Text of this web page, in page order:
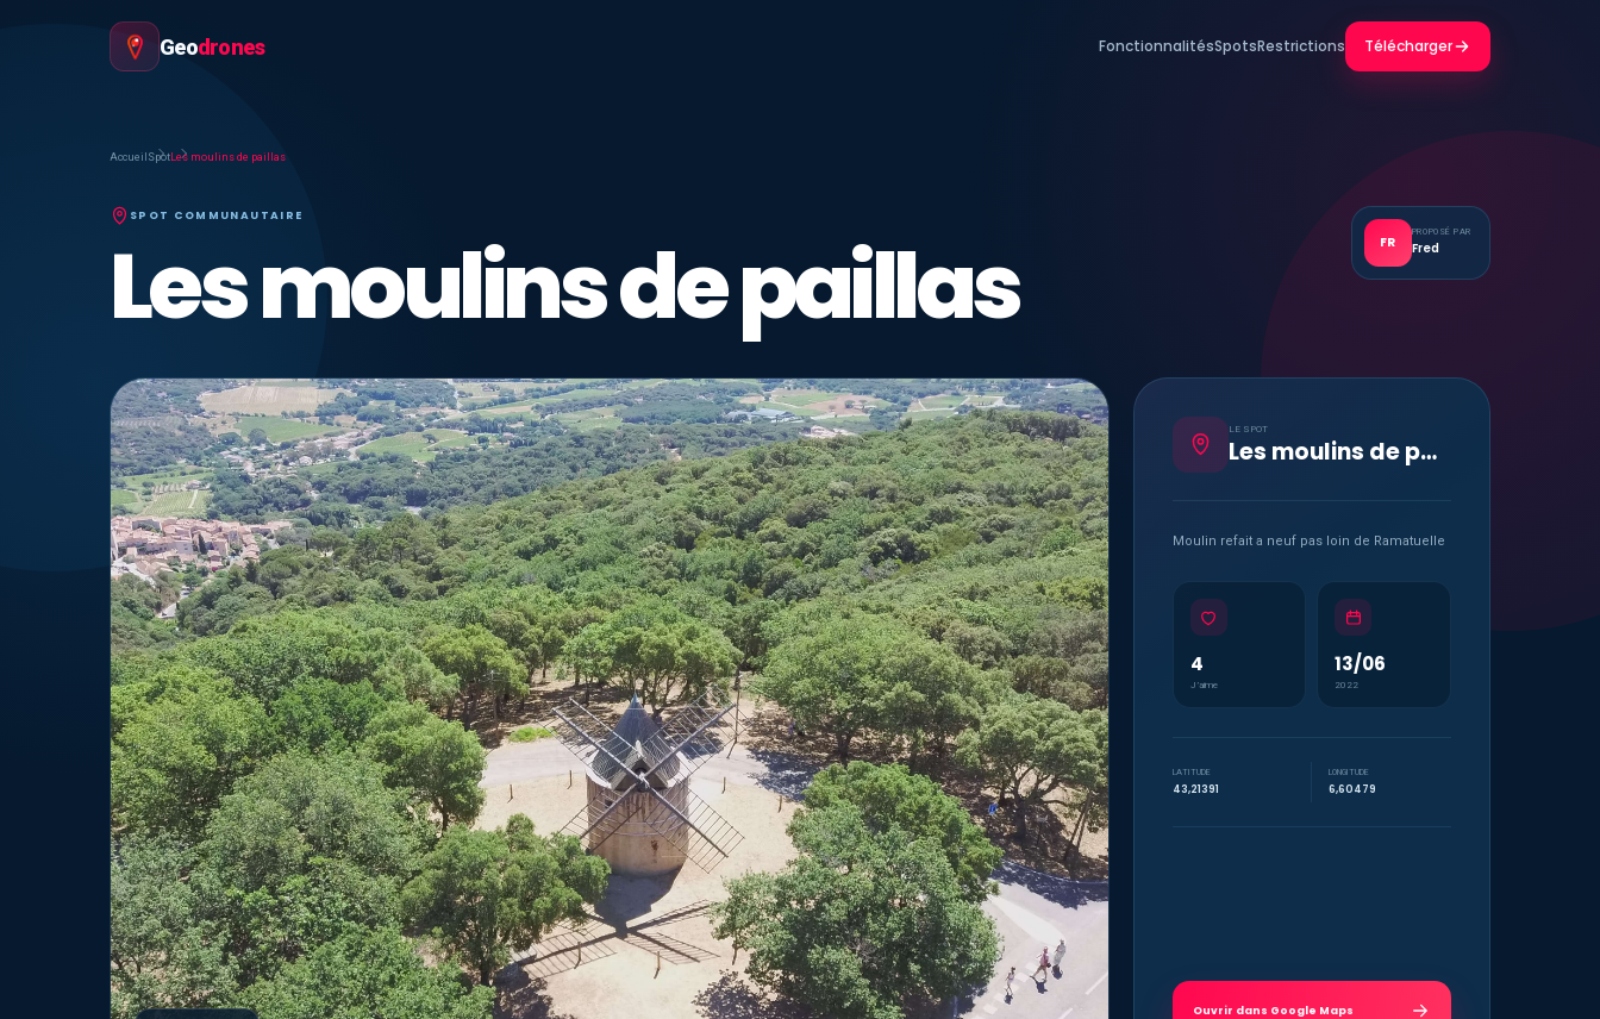
Geodrones FonctionnalitésSpotsRestrictions Télécharger
Accueil SpotLes moulins de paillas
SPOT COMMUNAUTAIRE
Les moulins de paillas FR
PROPOSÉ PAR
Fred
LE SPOT
Les moulins de paillas
Moulin refait a neuf pas loin de Ramatuelle
4
J’aime
13/06
2022
LATITUDE
43,21391
LONGITUDE
6,60479
Ouvrir dans Google Maps